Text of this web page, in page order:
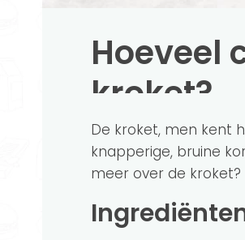
Hoeveel
kroket?
De kroket, men kent
knapperige, bruine
meer over de kroket?